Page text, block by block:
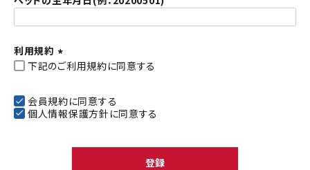
利用規約
(
須
)
下記のご利用規約に同意する
会員規約に同意する
個人情報保護方針 に同意する
登録